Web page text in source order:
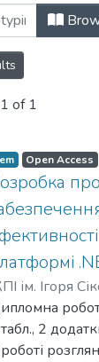
of 1
Open Access
ім. Ігоря
Віра
2